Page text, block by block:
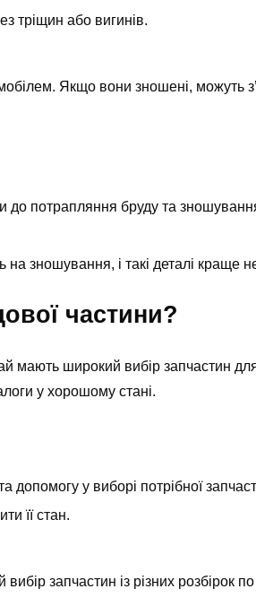
тріщин або вигинів.
Якщо вони зношені, можуть
потрапляння бруду та
зношування, і такі деталі краще
частини?
мають широкий вибір запчастин
у хорошому стані.
у виборі потрібної
її стан.
запчастин із різних розбірок по